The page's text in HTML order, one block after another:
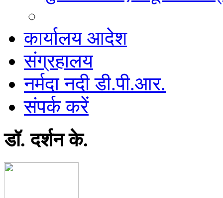
कार्यालय आदेश
संग्रहालय
नर्मदा नदी डी.पी.आर.
संपर्क करें
डॉ. दर्शन के.